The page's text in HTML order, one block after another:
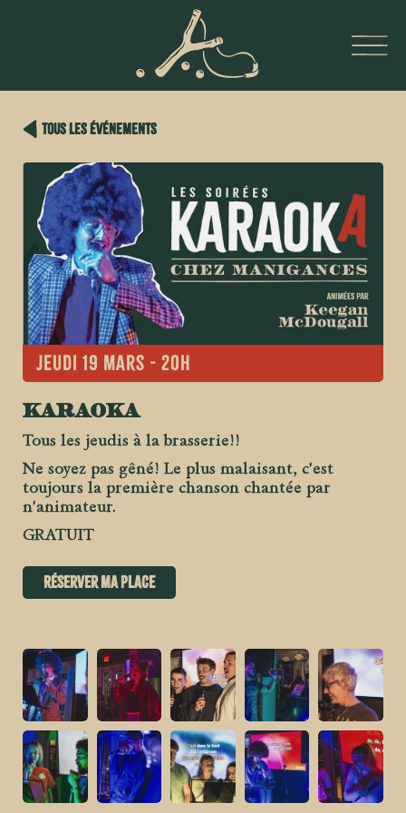
tous les événements
Jeudi 19 mars - 20h
KARAOKA
Tous les jeudis à la brasserie!!
Ne soyez pas gêné! Le plus malaisant, c'est
toujours la première chanson chantée par
n'animateur.
GRATUIT
Réserver ma place